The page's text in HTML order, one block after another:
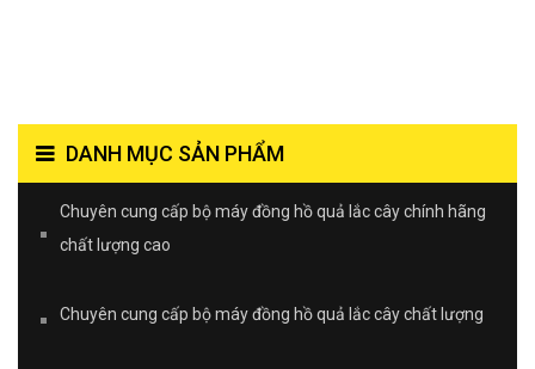
DANH MỤC SẢN PHẨM
Chuyên cung cấp bộ máy đồng hồ quả lắc cây chính hãng
chất lượng cao
Chuyên cung cấp bộ máy đồng hồ quả lắc cây chất lượng